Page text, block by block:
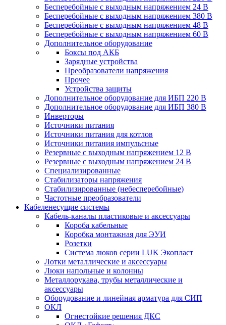
Бесперебойные с выходным напряжением 24 В
Бесперебойные с выходным напряжением 380 В
Бесперебойные с выходным напряжением 48 В
Бесперебойные с выходным напряжением 60 В
Дополнительное оборудование
Боксы под АКБ
Зарядные устройства
Преобразователи напряжения
Прочее
Устройства защиты
Дополнительное оборудование для ИБП 220 В
Дополнительное оборудование для ИБП 380 В
Инверторы
Источники питания
Источники питания для котлов
Источники питания импульсные
Резервные с выходным напряжением 12 В
Резервные с выходным напряжением 24 В
Специализированные
Стабилизаторы напряжения
Стабилизированные (небесперебойные)
Частотные преобразователи
Кабеленесущие системы
Кабель-каналы пластиковые и аксессуары
Короба кабельные
Коробка монтажная для ЭУИ
Розетки
Система люков серии LUK Экопласт
Лотки металлические и аксессуары
Люки напольные и колонны
Металлорукава, трубы металлические и
аксессуары
Оборудование и линейная арматура для СИП
ОКЛ
Огнестойкие решения ДКС